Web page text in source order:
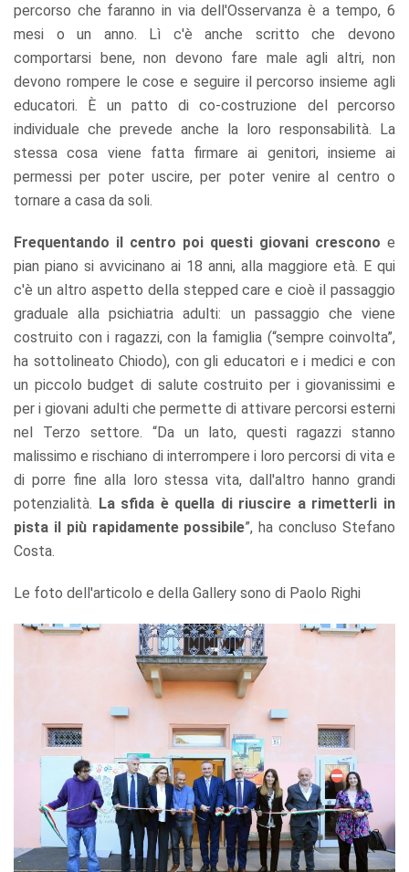
percorso che faranno in via dell'Osservanza è a tempo, 6
mesi o un anno. Lì c'è anche scritto che devono
comportarsi bene, non devono fare male agli altri, non
devono rompere le cose e seguire il percorso insieme agli
educatori. È un patto di co-costruzione del percorso
individuale che prevede anche la loro responsabilità. La
stessa cosa viene fatta firmare ai genitori, insieme ai
permessi per poter uscire, per poter venire al centro o
tornare a casa da soli.
Frequentando il centro poi questi giovani crescono e
pian piano si avvicinano ai 18 anni, alla maggiore età. E qui
c'è un altro aspetto della stepped care e cioè il passaggio
graduale alla psichiatria adulti: un passaggio che viene
costruito con i ragazzi, con la famiglia (“sempre coinvolta”,
ha sottolineato Chiodo), con gli educatori e i medici e con
un piccolo budget di salute costruito per i giovanissimi e
per i giovani adulti che permette di attivare percorsi esterni
nel Terzo settore. “Da un lato, questi ragazzi stanno
malissimo e rischiano di interrompere i loro percorsi di vita e
di porre fine alla loro stessa vita, dall'altro hanno grandi
potenzialità. La sfida è quella di riuscire a rimetterli in
pista il più rapidamente possibile”, ha concluso Stefano
Costa.
Le foto dell'articolo e della Gallery sono di Paolo Righi